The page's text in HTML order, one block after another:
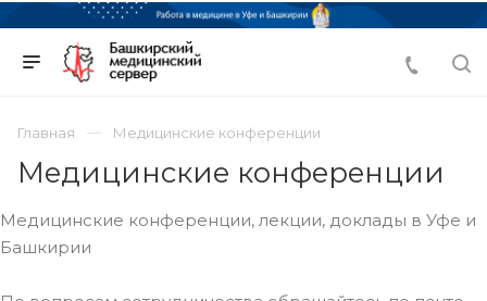
Главная Медицинские конференции
Медицинские конференции
Медицинские конференции, лекции, доклады в Уфе и
Башкирии